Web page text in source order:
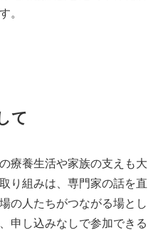
。
て
療養生活や家族の支えも大
り組みは、専門家の話を直
の人たちがつながる場とし
申し込みなしで参加できる